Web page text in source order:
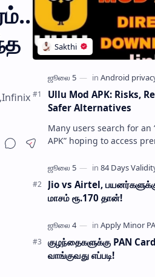
Ullu Mod APK: Risks,
Safer Alternatives
Many users search for an
APK” hoping to access
modified application files
Jio vs Airtel,
மாசம் ரூ.170 தான்!
குழந்தைகளுக்கு PAN
வாங்குவது எப்படி!